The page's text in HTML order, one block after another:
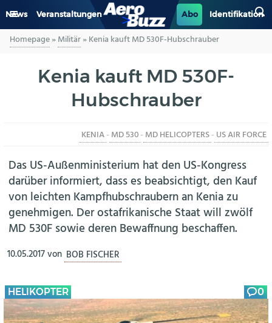
News Veranstaltungen Abo Identifikation
GENERAL AVIATION
LUFTVERKEHR
INDUSTRIE
HELIKOPTER
Homepage»Militär»Kenia kauft MD 530F-Hubschrauber
Kenia kauft MD 530F-
Hubschrauber
KENIA- MD 530- MD HELICOPTERS- US AIR FORCE
Das US-Außenministerium hat den US-Kongress
darüber informiert, dass es beabsichtigt, den Kauf
von leichten Kampfhubschraubern an Kenia zu
genehmigen. Der ostafrikanische Staat will zwölf
MD 530F sowie deren Bewaffnung beschaffen.
10.05.2017von BOB FISCHER
HELIKOPTER 0